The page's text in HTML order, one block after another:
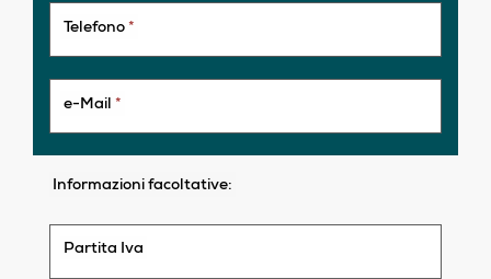
Telefono *
e-Mail *
Informazioni facoltative:
Partita Iva